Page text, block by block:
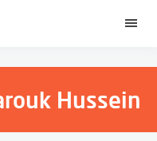
Hussein